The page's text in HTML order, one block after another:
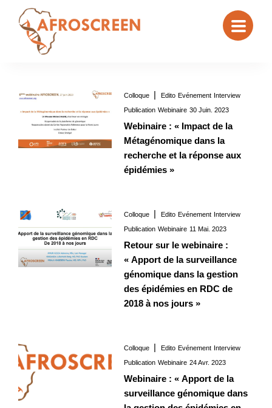
Colloque Edito Evénement Interview
Publication Webinaire 30 Juin. 2023
Webinaire : « Impact de la
Métagénomique dans la
recherche et la réponse aux
épidémies »
Colloque Edito Evénement Interview
Publication Webinaire 11 Mai. 2023
Retour sur le webinaire :
« Apport de la surveillance
génomique dans la gestion
des épidémies en RDC de
2018 à nos jours »
Colloque Edito Evénement Interview
Publication Webinaire 24 Avr. 2023
Webinaire : « Apport de la
surveillance génomique dans